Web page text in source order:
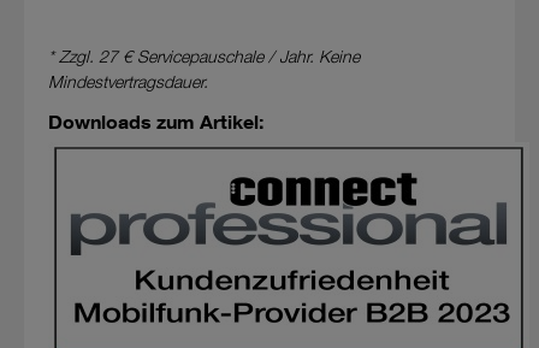
* Zzgl. 27 € Servicepauschale / Jahr. Keine
Mindestvertragsdauer.
Downloads zum Artikel: